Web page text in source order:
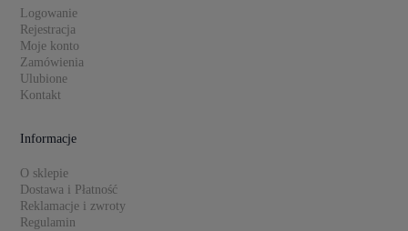
Logowanie
Rejestracja
Moje konto
Zamówienia
Ulubione
Kontakt
Informacje
O sklepie
Dostawa i Płatność
Reklamacje i zwroty
Regulamin